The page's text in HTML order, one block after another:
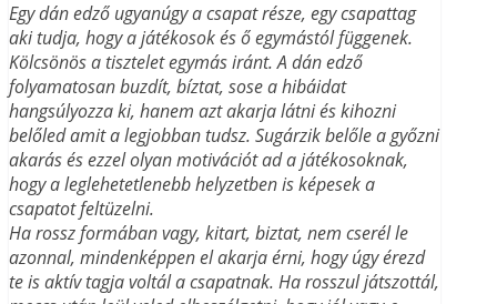
Egy dán edző ugyanúgy a csapat része, egy csapattag
aki tudja, hogy a játékosok és ő egymástól függenek.
Kölcsönös a tisztelet egymás iránt. A dán edző
folyamatosan buzdít, bíztat, sose a hibáidat
hangsúlyozza ki, hanem azt akarja látni és kihozni
belőled amit a legjobban tudsz. Sugárzik belőle a győzni
akarás és ezzel olyan motivációt ad a játékosoknak,
hogy a leglehetetlenebb helyzetben is képesek a
csapatot feltüzelni.
Ha rossz formában vagy, kitart, biztat, nem cserél le
azonnal, mindenképpen el akarja érni, hogy úgy érezd
te is aktív tagja voltál a csapatnak. Ha rosszul játszottál,